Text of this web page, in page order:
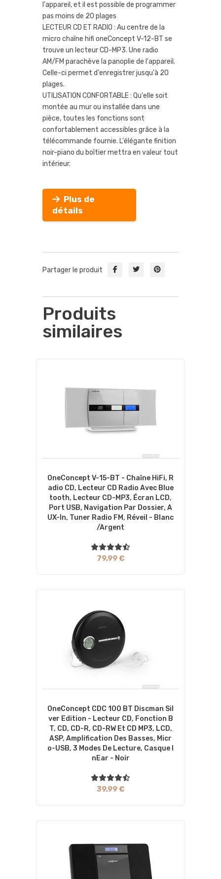
l'appareil, et il est possible de programmer
pas moins de 20 plages
LECTEUR CD ET RADIO : Au centre de la
micro chaîne hifi oneConcept V-12-BT se
trouve un lecteur CD-MP3. Une radio
AM/FM parachève la panoplie de l'appareil.
Celle-ci permet d'enregistrer jusqu'à 20
plages.
UTILISATION CONFORTABLE : Qu'elle soit
montée au mur ou installée dans une
pièce, toutes les fonctions sont
confortablement accessibles grâce à la
télécommande fournie. L'élégante finition
noir-piano du boîtier mettra en valeur tout
intérieur.
Plus de
détails
Partager le produit
Produits
similaires
OneConcept V-15-BT - Chaîne HiFi, R
Adio CD, Lecteur CD Radio Avec Blue
Tooth, Lecteur CD-MP3, Écran LCD,
Port USB, Navigation Par Dossier, A
UX-In, Tuner Radio FM, Réveil - Blanc
/Argent
79,99 €
OneConcept CDC 100 BT Discman Sil
Ver Edition - Lecteur CD, Fonction B
T, CD, CD-R, CD-RW Et CD MP3, LCD,
ASP, Amplification Des Basses, Micr
O-USB, 3 Modes De Lecture, Casque I
NEar - Noir
39,99 €